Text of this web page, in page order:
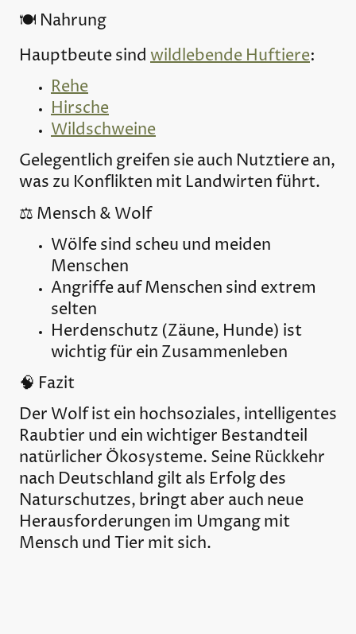
🍽️ Nahrung
Hauptbeute sind wildlebende Huftiere:
Rehe
Hirsche
Wildschweine
Gelegentlich greifen sie auch Nutztiere an,
was zu Konflikten mit Landwirten führt.
⚖️ Mensch & Wolf
Wölfe sind scheu und meiden
Menschen
Angriffe auf Menschen sind extrem
selten
Herdenschutz (Zäune, Hunde) ist
wichtig für ein Zusammenleben
🧠 Fazit
Der Wolf ist ein hochsoziales, intelligentes
Raubtier und ein wichtiger Bestandteil
natürlicher Ökosysteme. Seine Rückkehr
nach Deutschland gilt als Erfolg des
Naturschutzes, bringt aber auch neue
Herausforderungen im Umgang mit
Mensch und Tier mit sich.